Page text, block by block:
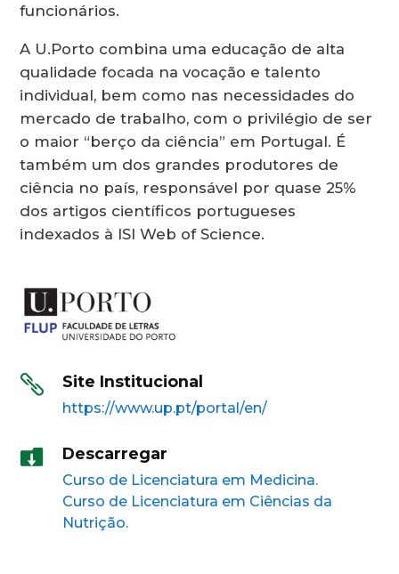
funcionários.
A U.Porto combina uma educação de alta
qualidade focada na vocação e talento
individual, bem como nas necessidades do
mercado de trabalho, com o privilégio de ser
o maior “berço da ciência” em Portugal. É
também um dos grandes produtores de
ciência no país, responsável por quase 25%
dos artigos científicos portugueses
indexados à ISI Web of Science.
 Site Institucional
https://www.up.pt/portal/en/
 Descarregar
Curso de Licenciatura em Medicina.
Curso de Licenciatura em Ciências da
Nutrição.